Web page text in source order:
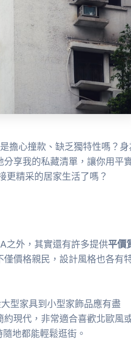
擔心撞款、缺乏獨特性嗎？身
享我的私藏清單，讓你用平
更精采的居家生活了嗎？
之外，其實還有許多提供平價
價格親民，設計風格也各有
型家具到小型家飾品應有盡
現代，非常適合喜歡北歐風
地都能輕鬆逛街。